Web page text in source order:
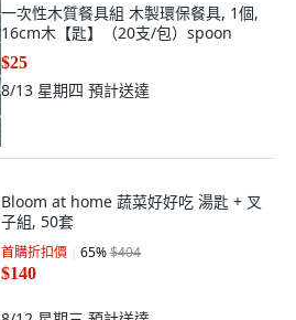
一次性木質餐具組 木製環保餐具, 1個,
16cm木【匙】（20支/包）spoon
$25
8/13 星期四 預計送達
Bloom at home 蔬菜好好吃 湯匙 + 叉
子組, 50套
首購折扣價 65%$404
$140